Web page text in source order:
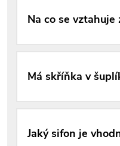
Na co se vztahuje
Má skříňka v
Jaký sifon je